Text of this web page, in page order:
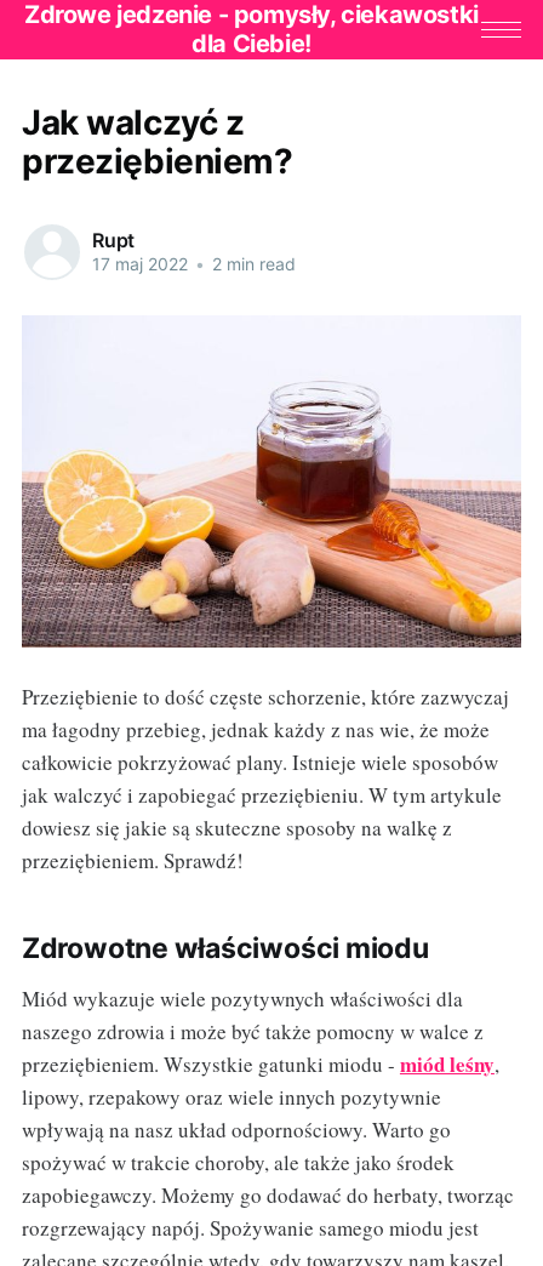
Zdrowe jedzenie - pomysły, ciekawostki
dla Ciebie!
Jak walczyć z
przeziębieniem?
Rupt
17 maj 2022 • 2 min read
Przeziębienie to dość częste schorzenie, które zazwyczaj
ma łagodny przebieg, jednak każdy z nas wie, że może
całkowicie pokrzyżować plany. Istnieje wiele sposobów
jak walczyć i zapobiegać przeziębieniu. W tym artykule
dowiesz się jakie są skuteczne sposoby na walkę z
przeziębieniem. Sprawdź!
Zdrowotne właściwości miodu
Miód wykazuje wiele pozytywnych właściwości dla
naszego zdrowia i może być także pomocny w walce z
przeziębieniem. Wszystkie gatunki miodu - miód leśny,
lipowy, rzepakowy oraz wiele innych pozytywnie
wpływają na nasz układ odpornościowy. Warto go
spożywać w trakcie choroby, ale także jako środek
zapobiegawczy. Możemy go dodawać do herbaty, tworząc
rozgrzewający napój. Spożywanie samego miodu jest